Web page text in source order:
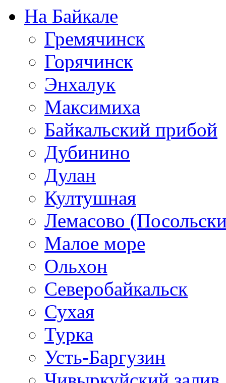
На Байкале
Гремячинск
Горячинск
Энхалук
Максимиха
Байкальский прибой
Дубинино
Дулан
Култушная
Лемасово
Малое море
Ольхон
Северобайкальск
Сухая
Турка
Усть-Баргузин